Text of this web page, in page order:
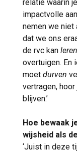
relatie waarin
impactvolle
nemen we niet
dat we ons
de rvc kan leren
overtuigen. En
moet durven
vertragen,
blijven.’
Hoe bewaak
wijsheid als
‘Juist in deze